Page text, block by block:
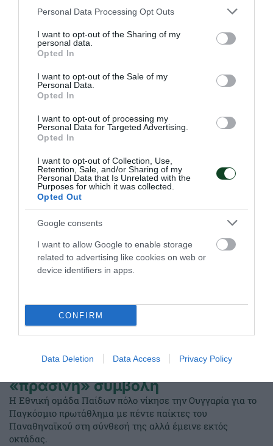
Please note that this website/app uses one or more Google
not limited to your visit or usage behaviour. You may click to
grant or deny consent to Google and its third-party tags to
use your data for below specified purposes in below Google
consent section.
Personal Data Processing Opt Outs
I want to opt-out of the Sharing of my
personal data.
Opted In
I want to opt-out of the Sale of my
Personal Data.
Opted In
I want to opt-out of processing my
Personal Data for Targeted Advertising.
Opted In
I want to opt-out of Collection, Use,
Retention, Sale, and/or Sharing of my
Personal Data that Is Unrelated with the
Purposes for which it was collected.
Opted Out
Google consents
I want to allow Google to enable storage
related to advertising like cookies on web or
device identifiers in apps.
CONFIRM
Data Deletion Data Access Privacy Policy
Σαν σήμερα το 1966-Με τρέλα
άλλο ένα …στο πινγκ πονγκ!
επιτραπέζιας αντισφαίρισης του «τριφυλλιού» σαν σήμερα
και ο Σύλλογος δεν λησμονεί τη στιγμή.
23.05.2026 ΠΙΝΓΚ ΠΟΝΓΚ ΑΝΔΡΩΝ
ΤΕΛΕΥΤΑΙΑ ΝΕΑ
Νίκη κόντρα στην Ουγγαρία με
«πράσινη» συμβολή
Η Εθνική ομάδα Παίδων πόλο νίκησε την Ουγγαρία για το
Παγκόσμιο πρωτάθλημα με πέντε παίκτες του
Παναθηναϊκού στη σύνθεσή της αλλά έμεινε εκτός
οκτάδας.